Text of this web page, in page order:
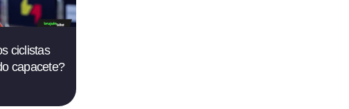
ciclistas
capacete?